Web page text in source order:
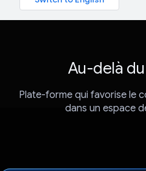
Au-delà
Plate-forme qui favorise le
dans un espace